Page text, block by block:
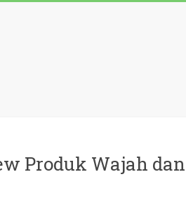
Produk Wajah dan